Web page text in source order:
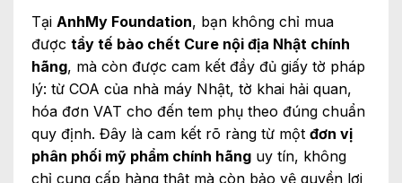
Tại AnhMy Foundation, bạn không chỉ mua
được tẩy tế bào chết Cure nội địa Nhật chính
hãng, mà còn được cam kết đầy đủ giấy tờ pháp
lý: từ COA của nhà máy Nhật, tờ khai hải quan,
hóa đơn VAT cho đến tem phụ theo đúng chuẩn
quy định. Đây là cam kết rõ ràng từ một đơn vị
phân phối mỹ phẩm chính hãng uy tín, không
chỉ cung cấp hàng thật mà còn bảo vệ quyền lợi